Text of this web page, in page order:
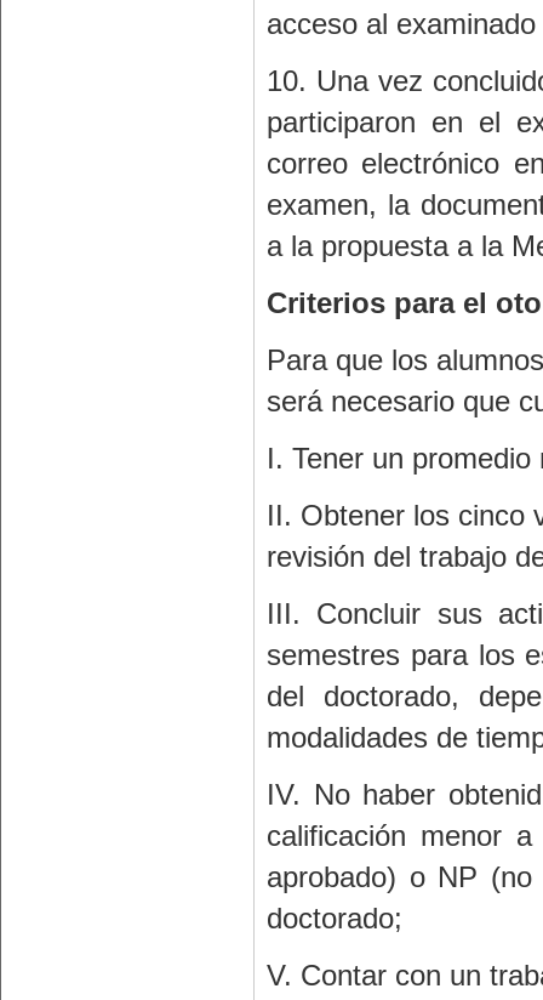
acceso al
10. Una vez
participaron en el
correo electrónico
examen, la
a la propuesta a la
Criterios para el
Para que los
será necesario que
I. Tener un
II. Obtener los cinco
revisión del trabajo
III. Concluir sus
semestres para los
del doctorado,
modalidades de
IV. No haber
calificación menor
aprobado) o NP
doctorado;
V. Contar con un